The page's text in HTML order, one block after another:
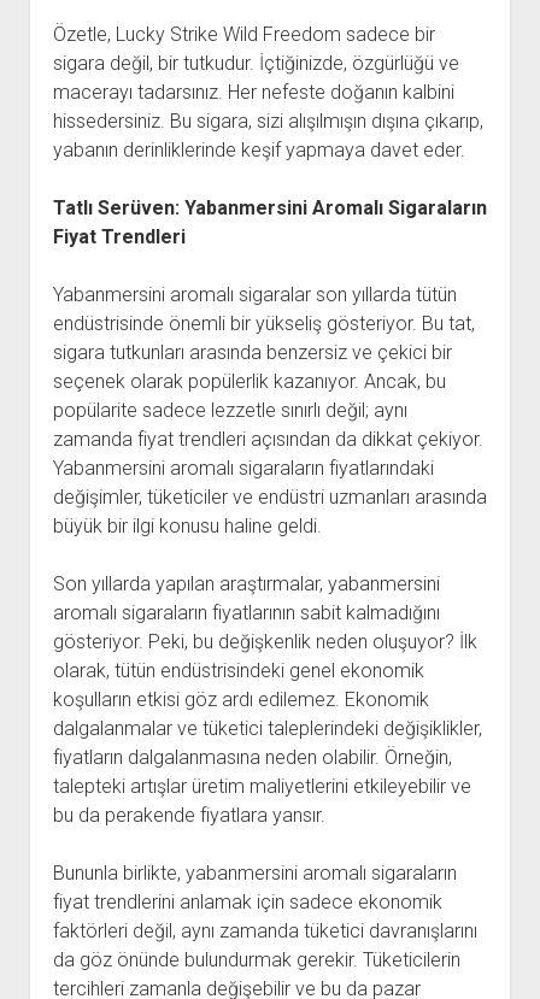
Özetle, Lucky Strike Wild Freedom sadece bir
sigara değil, bir tutkudur. İçtiğinizde, özgürlüğü ve
macerayı tadarsınız. Her nefeste doğanın kalbini
hissedersiniz. Bu sigara, sizi alışılmışın dışına çıkarıp,
yabanın derinliklerinde keşif yapmaya davet eder.
Tatlı Serüven: Yabanmersini Aromalı Sigaraların
Fiyat Trendleri
Yabanmersini aromalı sigaralar son yıllarda tütün
endüstrisinde önemli bir yükseliş gösteriyor. Bu tat,
sigara tutkunları arasında benzersiz ve çekici bir
seçenek olarak popülerlik kazanıyor. Ancak, bu
popülarite sadece lezzetle sınırlı değil; aynı
zamanda fiyat trendleri açısından da dikkat çekiyor.
Yabanmersini aromalı sigaraların fiyatlarındaki
değişimler, tüketiciler ve endüstri uzmanları arasında
büyük bir ilgi konusu haline geldi.
Son yıllarda yapılan araştırmalar, yabanmersini
aromalı sigaraların fiyatlarının sabit kalmadığını
gösteriyor. Peki, bu değişkenlik neden oluşuyor? İlk
olarak, tütün endüstrisindeki genel ekonomik
koşulların etkisi göz ardı edilemez. Ekonomik
dalgalanmalar ve tüketici taleplerindeki değişiklikler,
fiyatların dalgalanmasına neden olabilir. Örneğin,
talepteki artışlar üretim maliyetlerini etkileyebilir ve
bu da perakende fiyatlara yansır.
Bununla birlikte, yabanmersini aromalı sigaraların
fiyat trendlerini anlamak için sadece ekonomik
faktörleri değil, aynı zamanda tüketici davranışlarını
da göz önünde bulundurmak gerekir. Tüketicilerin
tercihleri zamanla değişebilir ve bu da pazar